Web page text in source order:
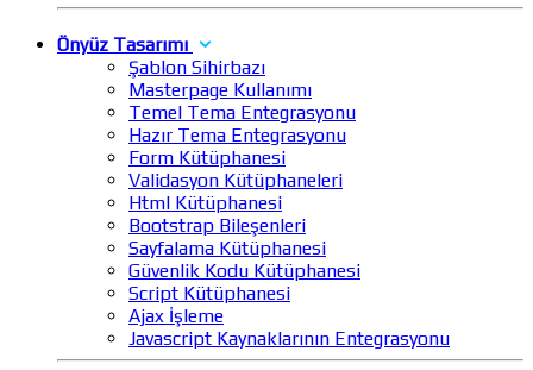
Önyüz Tasarımı
Şablon Sihirbazı
Masterpage Kullanımı
Temel Tema Entegrasyonu
Hazır Tema Entegrasyonu
Form Kütüphanesi
Validasyon Kütüphaneleri
Html Kütüphanesi
Bootstrap Bileşenleri
Sayfalama Kütüphanesi
Güvenlik Kodu Kütüphanesi
Script Kütüphanesi
Ajax İşleme
Javascript Kaynaklarının Entegrasyonu